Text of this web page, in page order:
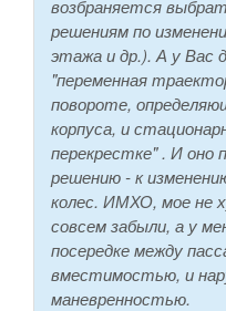
возбраняется
решениям по
этажа и др.). А у Вас
"переменная
повороте,
корпуса, и
перекрестке" . И оно
решению - к
колес. ИМХО, мое не
совсем забыли, а у
посередке между
вместимостью, и
маневренностью.